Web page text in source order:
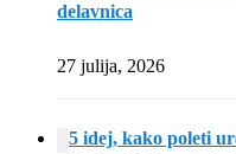
delavnica
27 julija, 2026
5 idej, kako poleti